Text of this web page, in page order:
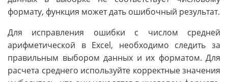
формату, функция может дать ошибочный результат.
Для исправления ошибки с числом средней
арифметической в Excel, необходимо следить за
правильным выбором данных и их форматом. Для
расчета среднего используйте корректные значения